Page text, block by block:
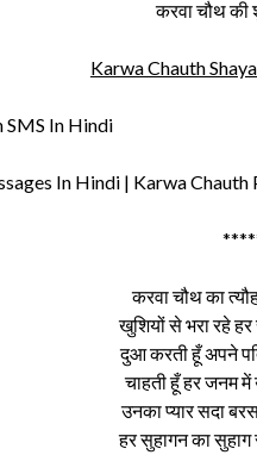
करवा चौथ की
Karwa Chauth
In Hindi | Karwa
करवा चौथ का
खुशियों से भरा रहे
दुआ करती हूँ अपने
चाहती हूँ हर जनम
उनका प्यार सदा
हर सुहागन का